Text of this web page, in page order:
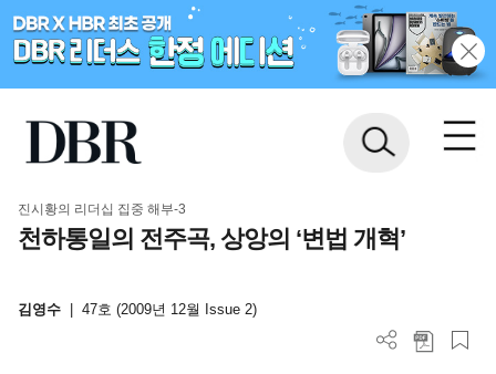
진시황의 리더십 집중 해부-3
천하통일의 전주곡, 상앙의 ‘변법 개혁’
김영수 47호 (2009년 12월 Issue 2)